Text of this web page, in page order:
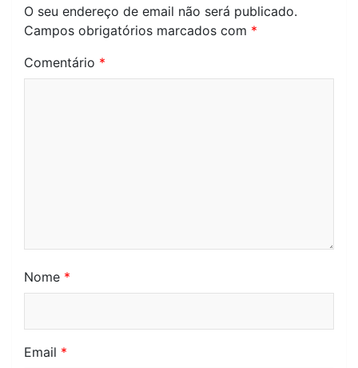
O seu endereço de email não será publicado.
Campos obrigatórios marcados com *
Comentário *
Nome *
Email *